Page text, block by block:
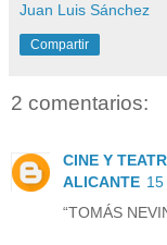
Juan Luis Sánchez
Compartir
2 comentarios:
CINE Y
ALICANTE
“TOMÁS